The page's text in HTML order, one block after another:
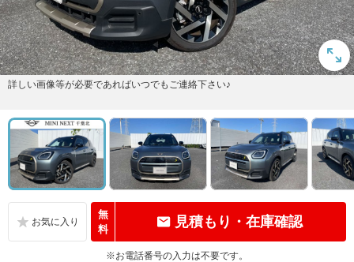
詳しい画像等が必要であればいつでもご連絡下さい♪
無
料
見積もり・在庫確認
※お電話番号の入力は不要です。